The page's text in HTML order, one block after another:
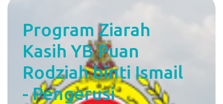
Program Ziarah
Kasih YB Puan
Rodziah binti Ismail
- Pengerusi